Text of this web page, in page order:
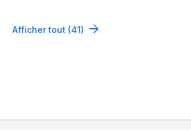
Afficher tout (41)